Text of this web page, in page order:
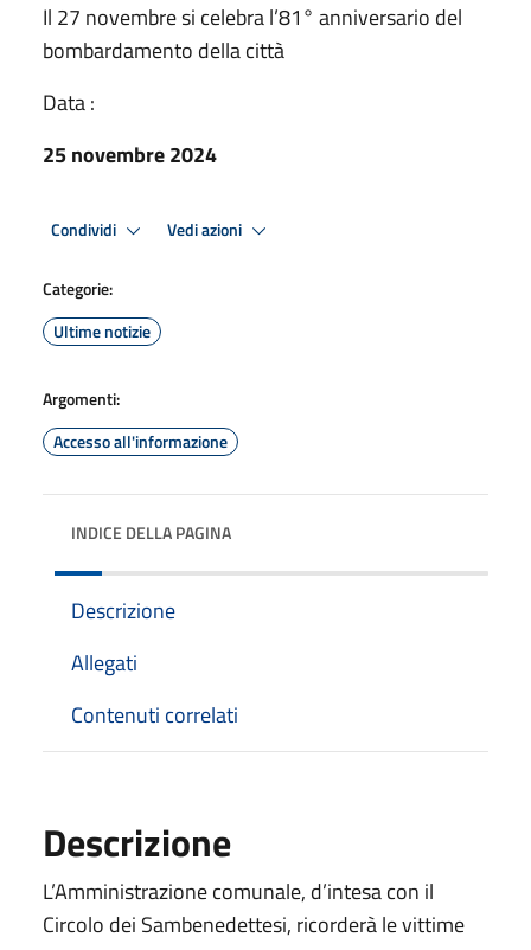
Il 27 novembre si celebra l’81° anniversario del
bombardamento della città
Data :
25 novembre 2024
Condividi Vedi azioni
Categorie:
Ultime notizie
Argomenti:
Accesso all'informazione
INDICE DELLA PAGINA
Descrizione
Allegati
Contenuti correlati
Descrizione
L’Amministrazione comunale, d’intesa con il
Circolo dei Sambenedettesi, ricorderà le vittime